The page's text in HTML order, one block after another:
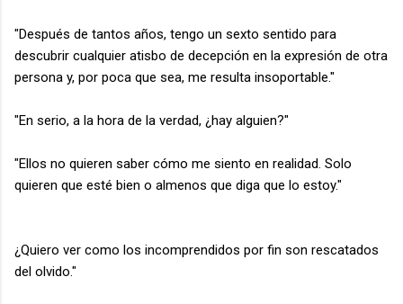
"Después de tantos años, tengo un sexto sentido para
descubrir cualquier atisbo de decepción en la expresión de otra
persona y, por poca que sea, me resulta insoportable."
"En serio, a la hora de la verdad, ¿hay alguien?"
"Ellos no quieren saber cómo me siento en realidad. Solo
quieren que esté bien o almenos que diga que lo estoy."
¿Quiero ver como los incomprendidos por fin son rescatados
del olvido."